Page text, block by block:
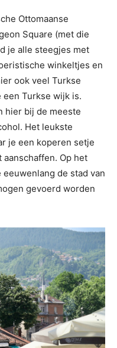
Ottomaanse
Square (met die
je alle steegjes met
winkeltjes en
ook veel Turkse
Turkse wijk is.
hier bij de meeste
Het leukste
je een koperen setje
Op het
de stad van
gevoerd worden